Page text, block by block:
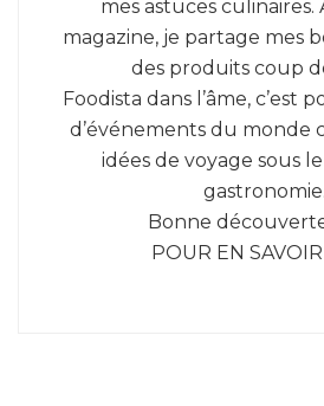
mes astuces culinaires.
magazine, je partage mes
des produits coup
Foodista dans l’âme, c’est
d’événements du monde
idées de voyage sous
gastronomie.
Bonne
POUR EN